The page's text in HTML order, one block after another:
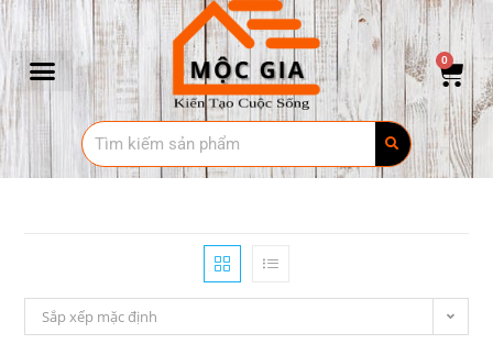
0
Sắp xếp mặc định